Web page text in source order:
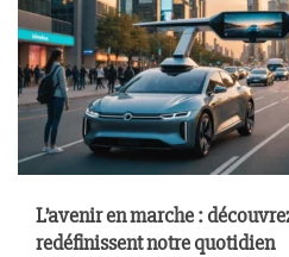
L’avenir en marche :
redéfinissent notre quotidien